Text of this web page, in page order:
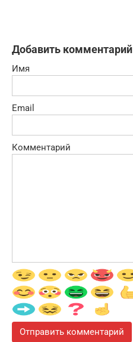
Добавить комментарий
Имя
Email
Комментарий